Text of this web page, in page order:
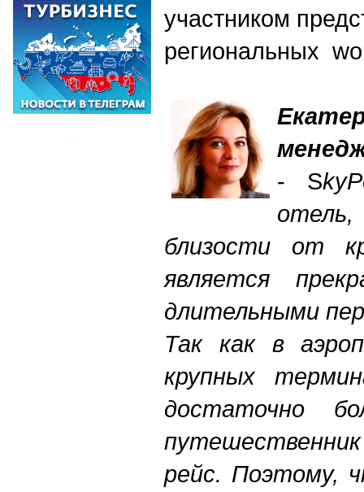
участником
региональных
- S
близости от
является
длительными
Так как в
крупных
достаточно
рейс. Поэтому,